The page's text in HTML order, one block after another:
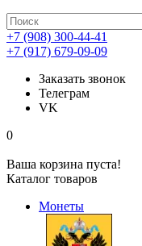
+7 (908) 300-44-41
+7 (917) 679-09-09
Заказать звонок
Телеграм
VK
0
Ваша корзина пуста!
Каталог товаров
Монеты